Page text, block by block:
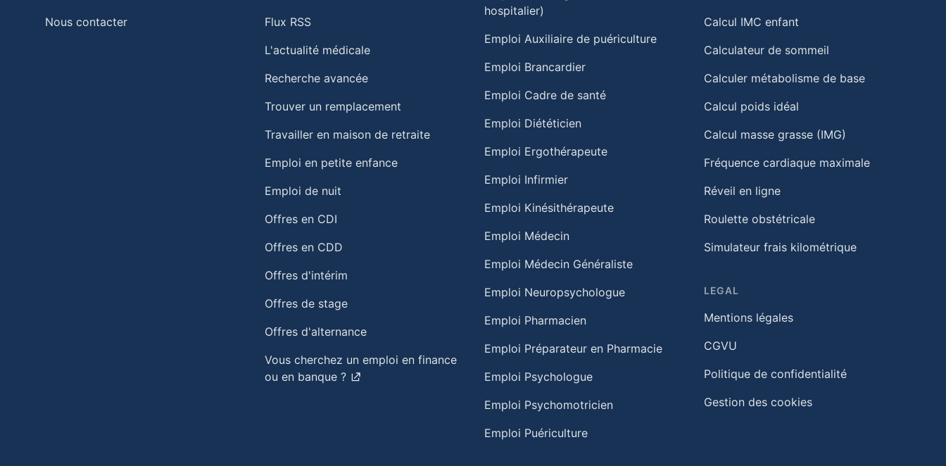
Nous contacter
Flux RSS
L'actualité médicale
Recherche avancée
Trouver un remplacement
Travailler en maison de retraite​
Emploi en petite enfance​
Emploi de nuit​
Offres en CDI
Offres en CDD
Offres d'intérim
Offres de stage
Offres d'alternance
Vous cherchez un emploi en finance
ou en banque ?
hospitalier)
Emploi Auxiliaire de puériculture
Emploi Brancardier
Emploi Cadre de santé
Emploi Diététicien
Emploi Ergothérapeute
Emploi Infirmier
Emploi Kinésithérapeute
Emploi Médecin
Emploi Médecin Généraliste
Emploi Neuropsychologue
Emploi Pharmacien
Emploi Préparateur en Pharmacie
Emploi Psychologue
Emploi Psychomotricien
Emploi Puériculture
Calcul IMC enfant
Calculateur de sommeil
Calculer métabolisme de base
Calcul poids idéal
Calcul masse grasse (IMG)
Fréquence cardiaque maximale
Réveil en ligne
Roulette obstétricale
Simulateur frais kilométrique
LEGAL
Mentions légales
CGVU
Politique de confidentialité
Gestion des cookies